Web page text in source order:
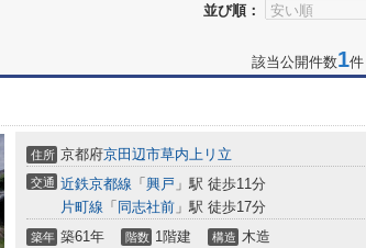
並び順：
該当公開件数1
住所 京都府京田辺市草内上リ立
交通 近鉄京都線 「 興戸 」駅 徒歩11分
片町線 「 同志社前 」駅 徒歩17分
築年 築61年 階数 1階建 構造 木造